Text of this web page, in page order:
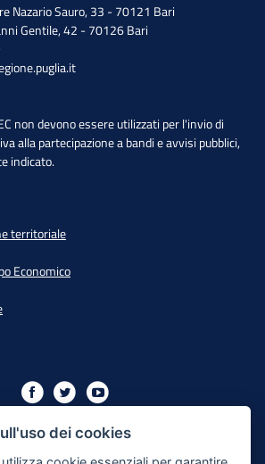
Nazario Sauro, 33 - 70121 Bari
Gentile, 42 - 70126 Bari
non devono essere utilizzati per l'invio di
alla partecipazione a bandi e avvisi pubblici,
indicato.
territoriale
Economico
dei cookies